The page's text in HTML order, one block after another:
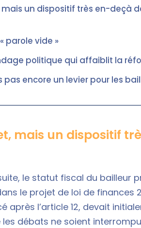
un dispositif très en-deçà
parole vide »
politique qui affaiblit la
encore un levier pour les
mais un dispositif
le statut fiscal du bailleur
le projet de loi de finances
après l’article 12, devait
débats ne soient